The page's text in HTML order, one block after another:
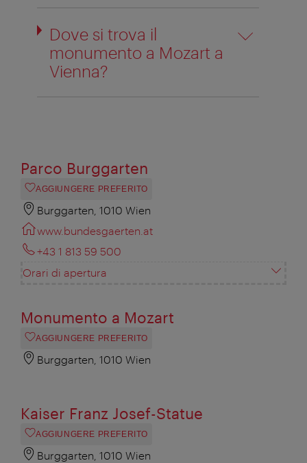
Dove si trova il
monumento a Mozart a
Vienna?
Parco Burggarten
AGGIUNGERE PREFERITO
Burggarten, 1010 Wien
www.bundesgaerten.at
+43 1 813 59 500
Orari di apertura
Monumento a Mozart
AGGIUNGERE PREFERITO
Burggarten, 1010 Wien
Kaiser Franz Josef-Statue
AGGIUNGERE PREFERITO
Burggarten, 1010 Wien